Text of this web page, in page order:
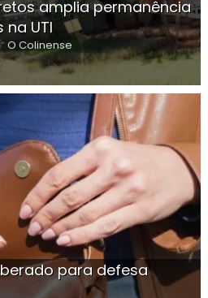
amplia permanência
UTI
Author
O Colinense
para defesa